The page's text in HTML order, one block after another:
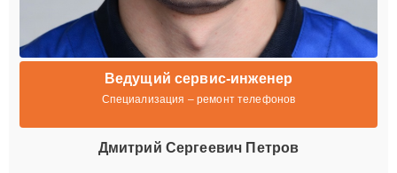
Ведущий сервис-инженер
Специализация – ремонт телефонов
Дмитрий Сергеевич Петров